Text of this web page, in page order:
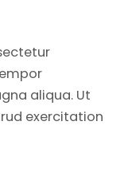
aliqua. Ut
exercitation